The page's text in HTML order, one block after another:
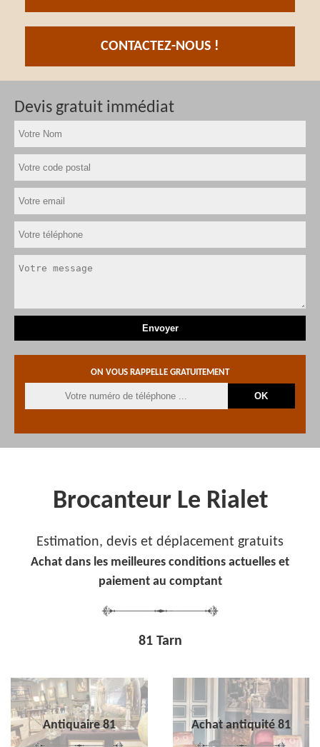
CONTACTEZ-NOUS !
Devis gratuit immédiat
ON VOUS RAPPELLE GRATUITEMENT
Brocanteur Le Rialet
Estimation, devis et déplacement gratuits
Achat dans les meilleures conditions actuelles et
paiement au comptant
81 Tarn
Antiquaire 81 Achat antiquité 81